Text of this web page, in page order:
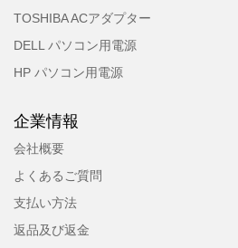
TOSHIBA ACアダプター
DELL パソコン用電源
HP パソコン用電源
企業情報
会社概要
よくあるご質問
支払い方法
返品及び返金